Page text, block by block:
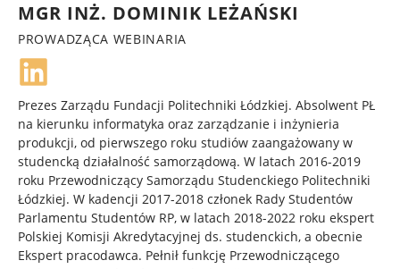
MGR INŻ. DOMINIK LEŻAŃSKI
PROWADZĄCA WEBINARIA
Prezes Zarządu Fundacji Politechniki Łódzkiej. Absolwent PŁ
na kierunku informatyka oraz zarządzanie i inżynieria
produkcji, od pierwszego roku studiów zaangażowany w
studencką działalność samorządową. W latach 2016-2019
roku Przewodniczący Samorządu Studenckiego Politechniki
Łódzkiej. W kadencji 2017-2018 członek Rady Studentów
Parlamentu Studentów RP, w latach 2018-2022 roku ekspert
Polskiej Komisji Akredytacyjnej ds. studenckich, a obecnie
Ekspert pracodawca. Pełnił funkcję Przewodniczącego